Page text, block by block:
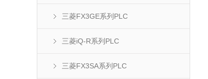
三菱FX3GE系列PLC
三菱iQ-R系列PLC
三菱FX3SA系列PLC